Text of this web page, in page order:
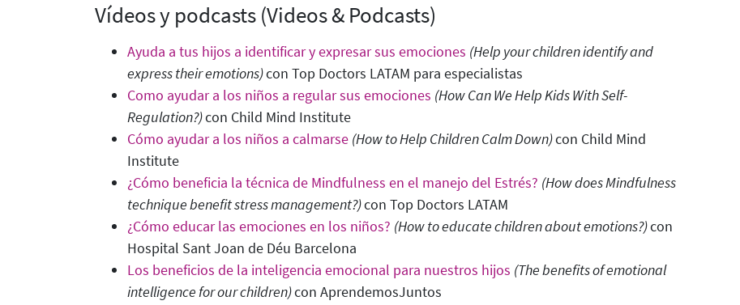
Vídeos y podcasts (Videos & Podcasts)
Ayuda a tus hijos a identificar y expresar sus emociones (Help your children identify and
express their emotions)con Top Doctors LATAM para especialistas
Como ayudar a los niños a regular sus emociones (How Can We Help Kids With Self-
Regulation?)con Child Mind Institute
Cómo ayudar a los niños a calmarse (How to Help Children Calm Down)con Child Mind
Institute
¿Cómo beneficia la técnica de Mindfulness en el manejo del Estrés? (How does Mindfulness
technique benefit stress management?)con Top Doctors LATAM
¿Cómo educar las emociones en los niños? (How to educate children about emotions?)con
Hospital Sant Joan de Déu Barcelona
Los beneficios de la inteligencia emocional para nuestros hijos (The benefits of emotional
intelligence for our children)con AprendemosJuntos